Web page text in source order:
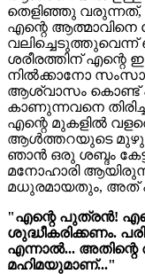
തെളിഞ്ഞു
എന്റെ ആത്മാവിനെ
ശരീരത്തിന് എന്റെ
നിൽക്കാനോ
ആശ്വാസം കൊണ്ട്
കാണുന്നവനെ
എന്റെ മുകളില്‍
ആൾത്തറയുടെ
ഞാൻ ഒരു ശബ്ദം
മനോഹാരി
മധുരമായതും, അത്
"എന്റെ പുത്രൻ!
ശുദ്ധീകരിക്കണം.
എന്നാൽ...
മഹിമയുമാണ്..."